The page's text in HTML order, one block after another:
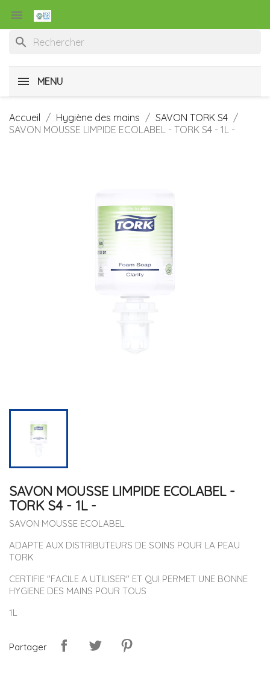

search
MENU
Accueil Hygiène des mains
SAVON TORK S4
SAVON MOUSSE LIMPIDE ECOLABEL - TORK S4 - 1L -
SAVON MOUSSE LIMPIDE ECOLABEL -
TORK S4 - 1L -
SAVON MOUSSE ECOLABEL
ADAPTE AUX DISTRIBUTEURS DE SOINS POUR LA PEAU
TORK
CERTIFIE "FACILE A UTILISER" ET QUI PERMET UNE BONNE
HYGIENE DES MAINS POUR TOUS
1L
Partager